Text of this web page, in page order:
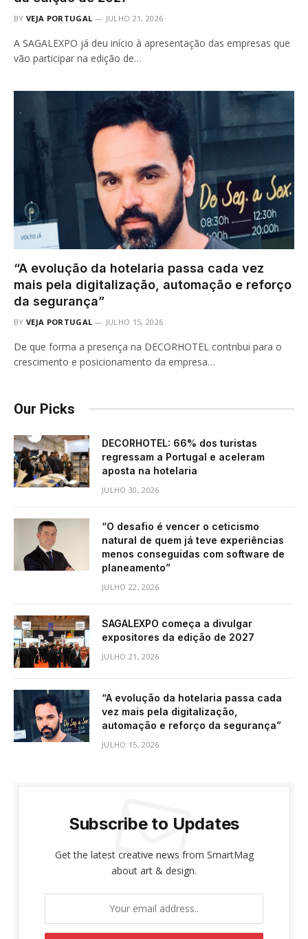
BY VEJA PORTUGAL JULHO 21, 2026
A SAGALEXPO já deu início à apresentação das empresas que
vão participar na edição de…
“A evolução da hotelaria passa cada vez
mais pela digitalização, automação e reforço
da segurança”
BY VEJA PORTUGAL JULHO 15, 2026
De que forma a presença na DECORHOTEL contribui para o
crescimento e posicionamento da empresa…
Our Picks
DECORHOTEL: 66% dos turistas
regressam a Portugal e aceleram
aposta na hotelaria
JULHO 30, 2026
“O desafio é vencer o ceticismo
natural de quem já teve experiências
menos conseguidas com software de
planeamento”
JULHO 22, 2026
SAGALEXPO começa a divulgar
expositores da edição de 2027
JULHO 21, 2026
“A evolução da hotelaria passa cada
vez mais pela digitalização,
automação e reforço da segurança”
JULHO 15, 2026
Subscribe to Updates
Get the latest creative news from SmartMag
about art & design.